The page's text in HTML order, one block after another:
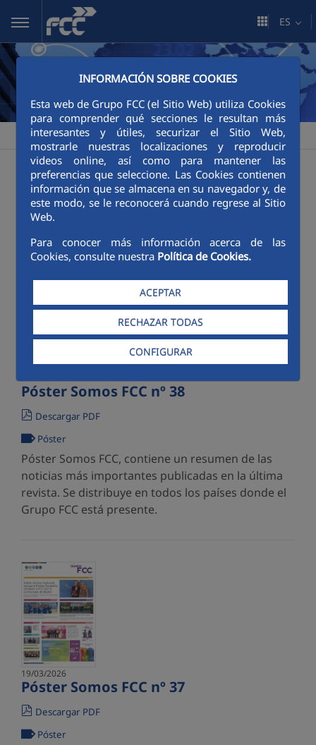
Saltar al contenido principal
INFORMACIÓN SOBRE COOKIES
Esta web de Grupo FCC (el Sitio Web) utiliza Cookies
para comprender qué secciones le resultan más
interesantes y útiles, securizar el Sitio Web,
mostrarle nuestras localizaciones y reproducir
videos online, así como para mantener las
preferencias que seleccione. Las Cookies contienen
información que se almacena en su navegador y, de
este modo, se le reconocerá cuando regrese al Sitio
Web.
Para conocer más información acerca de las
Cookies, consulte nuestra Política de Cookies.
ACEPTAR
RECHAZAR TODAS
CONFIGURAR
ES
FCC >Sala de comunicación >Publicaciones
Publicaciones
Categorías:
Póster Somos FCC nº 38
Descargar PDF
Póster
Póster Somos FCC, contiene un resumen de las
noticias más importantes publicadas en la última
revista. Se distribuye en todos los países donde el
Grupo FCC está presente.
19/03/2026
Póster Somos FCC nº 37
Descargar PDF
Póster